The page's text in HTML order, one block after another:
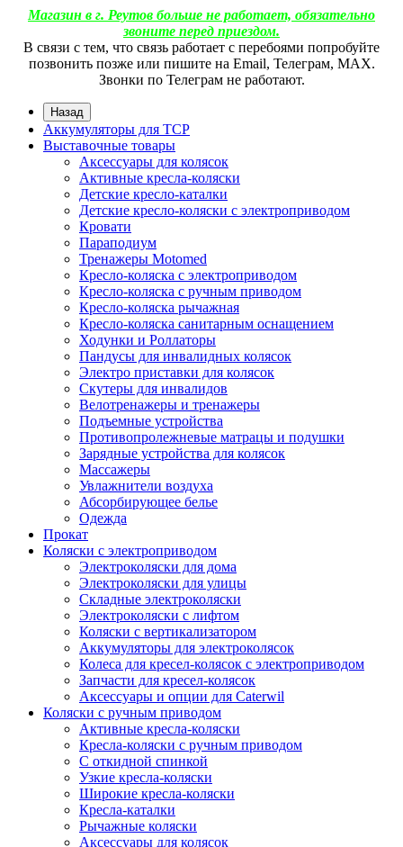
Магазин в г. Реутов больше не работает, обязательно
звоните перед приездом.
В связи с тем, что связь работает с перебоями попробуйте
позвонить позже или пишите на Email, Телеграм, МАХ.
Звонки по Телеграм не работают.
Назад
Аккумуляторы для ТСР
Выставочные товары
Аксессуары для колясок
Активные кресла-коляски
Детские кресло-каталки
Детские кресло-коляски с электроприводом
Кровати
Параподиум
Тренажеры Motomed
Кресло-коляска с электроприводом
Кресло-коляска с ручным приводом
Кресло-коляска рычажная
Кресло-коляска санитарным оснащением
Ходунки и Роллаторы
Пандусы для инвалидных колясок
Электро приставки для колясок
Скутеры для инвалидов
Велотренажеры и тренажеры
Подъемные устройства
Противопролежневые матрацы и подушки
Зарядные устройства для колясок
Массажеры
Увлажнители воздуха
Абсорбирующее белье
Одежда
Прокат
Коляски с электроприводом
Электроколяски для дома
Электроколяски для улицы
Складные электроколяски
Электроколяски с лифтом
Коляски с вертикализатором
Аккумуляторы для электроколясок
Колеса для кресел-колясок с электроприводом
Запчасти для кресел-колясок
Аксессуары и опции для Caterwil
Коляски с ручным приводом
Активные кресла-коляски
Кресла-коляски с ручным приводом
С откидной спинкой
Узкие кресла-коляски
Широкие кресла-коляски
Кресла-каталки
Рычажные коляски
Аксессуары для колясок